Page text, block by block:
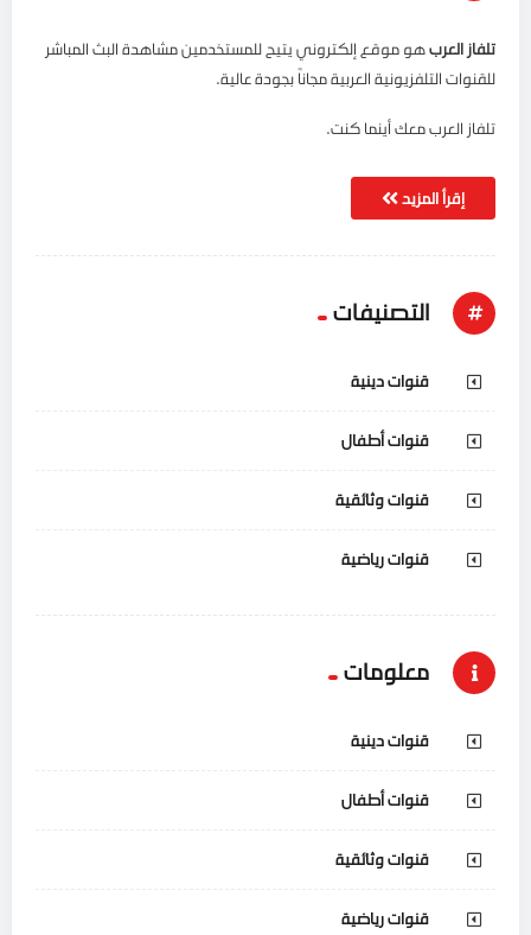
تلفاز العربهو موقع إلكتروني يتيح للمستخدمين مشاهدة البث المباشر
للقنوات التلفزيونية العربية مجاناً بجودة عالية.
تلفاز العرب معك أينما كنت.
إقرأ المزيد
التصنيفات
قنوات دينية
قنوات أطفال
قنوات وثائقية
قنوات رياضية
معلومات
قنوات دينية
قنوات أطفال
قنوات وثائقية
قنوات رياضية